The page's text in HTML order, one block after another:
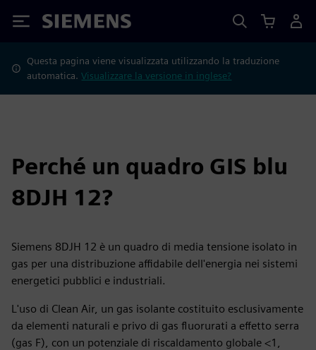
Siemens
Questa pagina viene visualizzata utilizzando la traduzione
automatica.Visualizzare la versione in inglese?
Perché un quadro GIS blu
8DJH 12?
Siemens 8DJH 12 è un quadro di media tensione isolato in
gas per una distribuzione affidabile dell'energia nei sistemi
energetici pubblici e industriali.
L'uso di Clean Air, un gas isolante costituito esclusivamente
da elementi naturali e privo di gas fluorurati a effetto serra
(gas F), con un potenziale di riscaldamento globale <1,